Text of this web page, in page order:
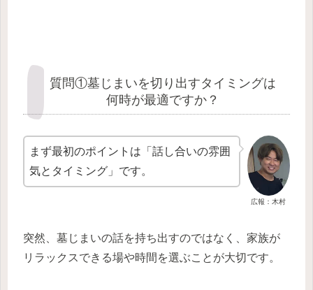
質問①墓じまいを切り出すタイミングは
何時が最適ですか？
広報：木村
まず最初のポイントは「話し合いの雰囲
気とタイミング」です。
突然、墓じまいの話を持ち出すのではなく、家族が
リラックスできる場や時間を選ぶことが大切です。